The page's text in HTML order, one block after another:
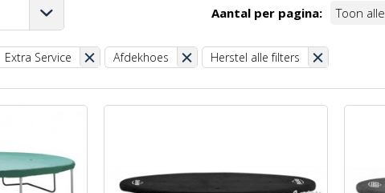
Aantal per pagina: Toon alle
Extra Service Afdekhoes Herstel alle filters